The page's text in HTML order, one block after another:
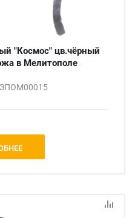
"Космос" цв.чёрный
в Мелитополе